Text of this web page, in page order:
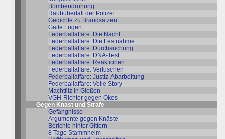
Bombendrohung
Raubüberfall der Polizei
Gedichte zu Brandsätzen
Gaile Lügen
Federballaffäre: Die Nacht
Federballaffäre: Die Festnahme
Federballaffäre: Durchsuchung
Federballaffäre: DNA-Test
Federballaffäre: Reaktionen
Federballaffäre: Vertuschen
Federballaffäre: Justiz-Abarbeitung
Federballaffäre: Volle Story
Machtfilz in Gießen
VGH-Richter gegen Ökos
Gegen Knast und Strafe
Gefängnisse
Argumente gegen Knäste
Berichte hinter Gittern
8 Tage Stammheim